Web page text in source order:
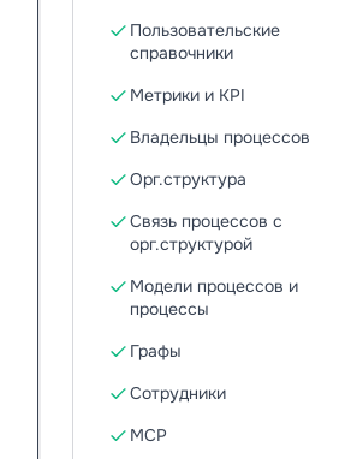
Пользовательские
справочники
Метрики и KPI
Владельцы процессов
Орг.структура
Связь процессов с
орг.структурой
Модели процессов и
процессы
Графы
Сотрудники
MCP